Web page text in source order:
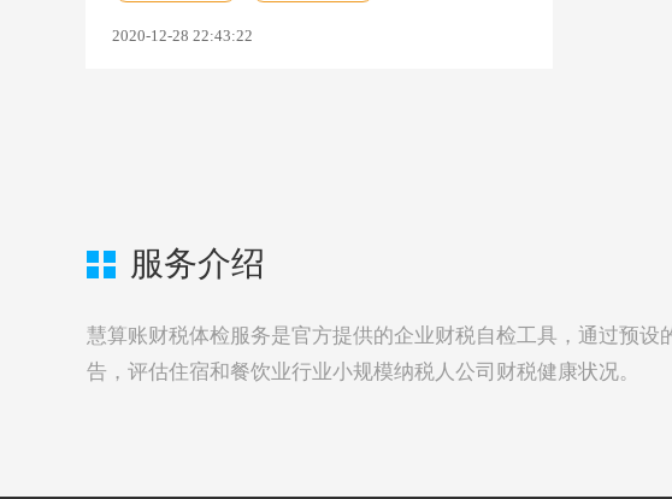
2020-12-28 22:43:22
服务介绍
慧算账财税体检服务是官方提供的企业财税自检工具，通过预
告，评估住宿和餐饮业行业小规模纳税人公司财税健康状况。